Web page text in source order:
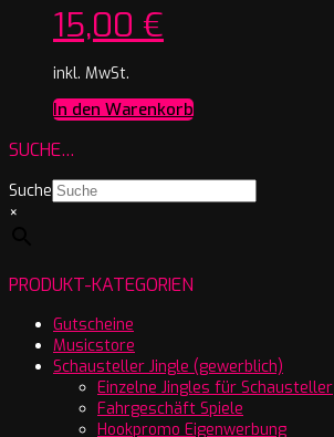
15,00 €
inkl. MwSt.
In den Warenkorb
SUCHE…
Suche
×
PRODUKT-KATEGORIEN
Gutscheine
Musicstore
Schausteller Jingle (gewerblich)
Einzelne Jingles für Schausteller
Fahrgeschäft Spiele
Hookpromo Eigenwerbung